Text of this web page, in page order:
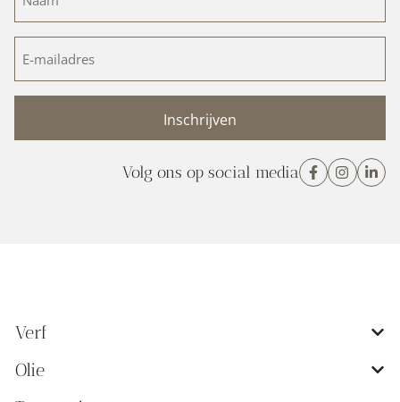
(Vereist)
mailadres
Volg ons op social media
Verf
Olie